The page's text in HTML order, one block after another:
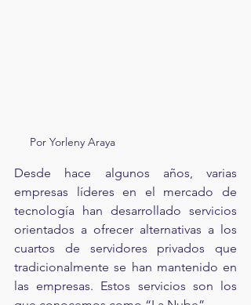
Por Yorleny Araya
Desde hace algunos años, varias
empresas líderes en el mercado de
tecnología han desarrollado servicios
orientados a ofrecer alternativas a los
cuartos de servidores privados que
tradicionalmente se han mantenido en
las empresas. Estos servicios son los